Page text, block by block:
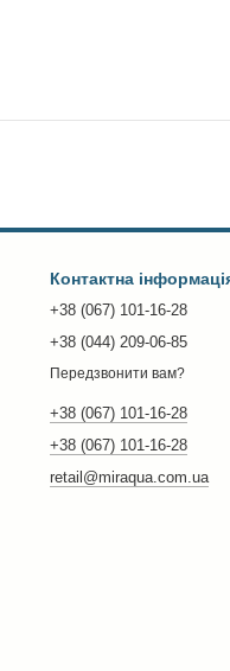
Контактна
+38 (067) 101-16-28
+38 (044) 209-06-85
Передзвонити вам?
+38 (067) 101-16-28
+38 (067) 101-16-28
retail@miraqua.com.ua